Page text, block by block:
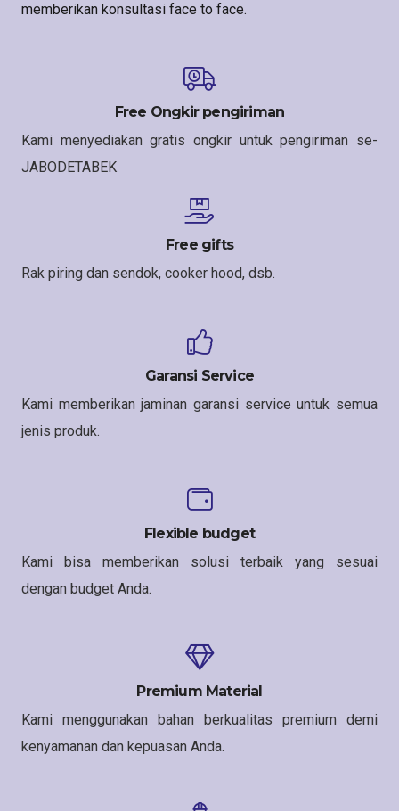
memberikan konsultasi face to face.
Free Ongkir pengiriman
Kami menyediakan gratis ongkir untuk pengiriman se-
JABODETABEK
Free gifts
Rak piring dan sendok, cooker hood, dsb.
Garansi Service
Kami memberikan jaminan garansi service untuk semua
jenis produk.
Flexible budget
Kami bisa memberikan solusi terbaik yang sesuai
dengan budget Anda.
Premium Material
Kami menggunakan bahan berkualitas premium demi
kenyamanan dan kepuasan Anda.